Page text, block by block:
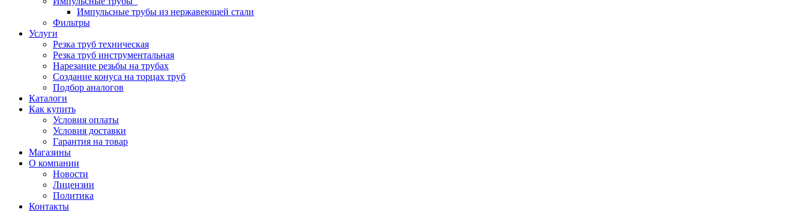
Импульсные трубы из нержавеющей стали
Фильтры
Услуги
Резка труб техническая
Резка труб инструментальная
Нарезание резьбы на трубах
Создание конуса на торцах труб
Подбор аналогов
Каталоги
Как купить
Условия оплаты
Условия доставки
Гарантия на товар
Магазины
О компании
Новости
Лицензии
Политика
Контакты